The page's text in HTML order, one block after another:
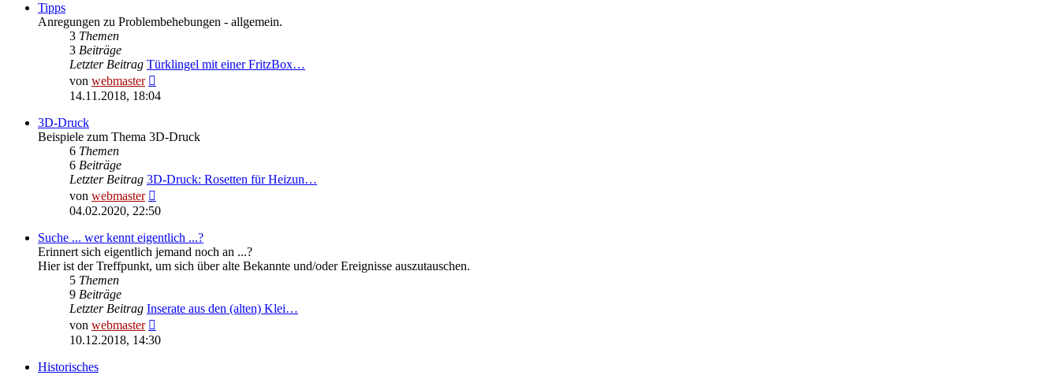
Tipps
Anregungen zu Problembehebungen - allgemein.
3 Themen
3 Beiträge
Letzter Beitrag Türklingel mit einer FritzBox…
von webmaster
Beitrag
14.11.2018, 18:04
3D-Druck
Beispiele zum Thema 3D-Druck
6 Themen
6 Beiträge
Letzter Beitrag 3D-Druck: Rosetten für Heizun…
von webmaster
Beitrag
04.02.2020, 22:50
Suche ... wer kennt eigentlich ...?
Erinnert sich eigentlich jemand noch an ...?
Hier ist der Treffpunkt, um sich über alte Bekannte und/oder Ereignisse auszutauschen.
5 Themen
9 Beiträge
Letzter Beitrag Inserate aus den (alten) Klei…
von webmaster
Beitrag
10.12.2018, 14:30
Historisches